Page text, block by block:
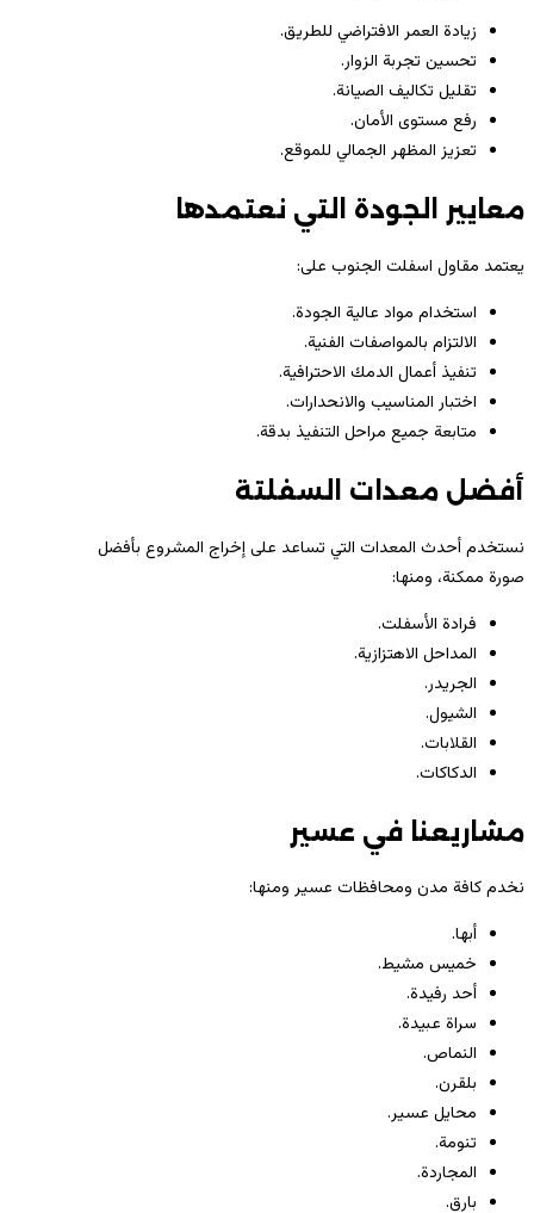
زيادة العمر الافتراضي للطريق.
تحسين تجربة الزوار.
تقليل تكاليف الصيانة.
رفع مستوى الأمان.
تعزيز المظهر الجمالي للموقع.
معايير الجودة التي نعتمدها
يعتمد مقاول اسفلت الجنوب على:
استخدام مواد عالية الجودة.
الالتزام بالمواصفات الفنية.
تنفيذ أعمال الدمك الاحترافية.
اختبار المناسيب والانحدارات.
متابعة جميع مراحل التنفيذ بدقة.
أفضل معدات السفلتة
نستخدم أحدث المعدات التي تساعد على إخراج المشروع بأفضل
صورة ممكنة، ومنها:
فرادة الأسفلت.
المداحل الاهتزازية.
الجريدر.
الشيول.
القلابات.
الدكاكات.
مشاريعنا في عسير
نخدم كافة مدن ومحافظات عسير ومنها:
أبها.
خميس مشيط.
أحد رفيدة.
سراة عبيدة.
النماص.
بلقرن.
محايل عسير.
تنومة.
المجاردة.
بارق.